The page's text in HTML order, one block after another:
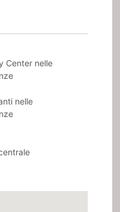
Center nelle
nelle